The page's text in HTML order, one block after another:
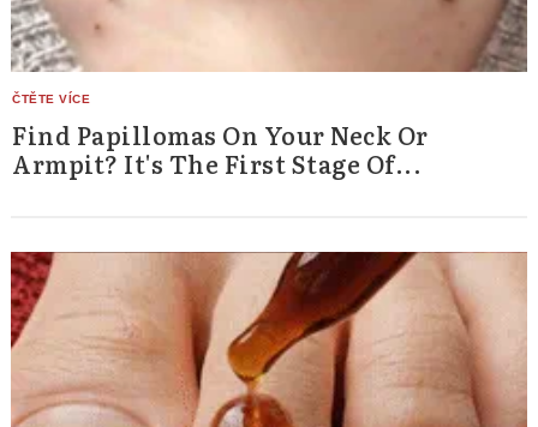
Find Papillomas On Your Neck Or
Armpit? It's The First Stage Of...